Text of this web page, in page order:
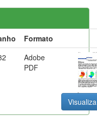
Formato
Adobe
PDF